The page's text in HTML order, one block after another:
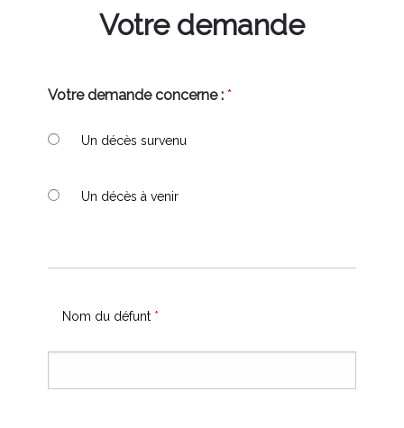
Votre demande
Votre demande concerne : *
Un décès survenu
Un décès à venir
Nom du défunt *